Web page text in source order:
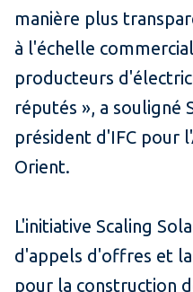
manière plus
à l'échelle
producteurs
réputés », a souligné
président d'IFC pour
Orient.
L'initiative Scaling
d'appels d'offres et
pour la construction